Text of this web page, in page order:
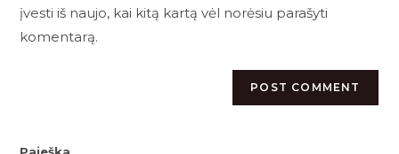
įvesti iš naujo, kai kitą kartą vėl norėsiu parašyti
komentarą.